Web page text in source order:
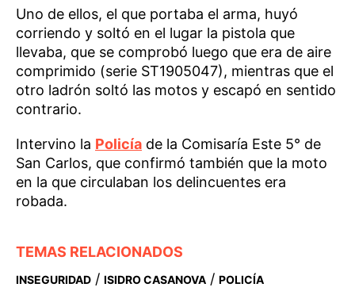
Uno de ellos, el que portaba el arma, huyó
corriendo y soltó en el lugar la pistola que
llevaba, que se comprobó luego que era de aire
comprimido (serie ST1905047), mientras que el
otro ladrón soltó las motos y escapó en sentido
contrario.
Intervino la Policía de la Comisaría Este 5° de
San Carlos, que confirmó también que la moto
en la que circulaban los delincuentes era
robada.
TEMAS RELACIONADOS
INSEGURIDAD / ISIDRO CASANOVA / POLICÍA